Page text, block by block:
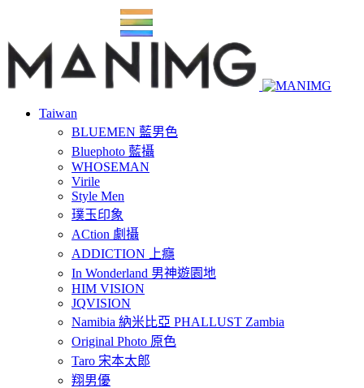
Taiwan
BLUEMEN 藍男色
Bluephoto 藍攝
WHOSEMAN
Virile
Style Men
璞玉印象
ACtion 劇攝
ADDICTION 上癮
In Wonderland 男神遊園地
HIM VISION
JQVISION
Namibia 納米比亞 PHALLUST Zambia
Original Photo 原色
Taro 宋本太郎
翔男優